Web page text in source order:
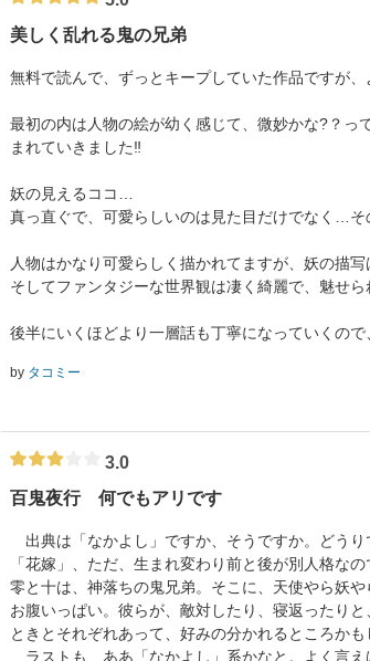
美しく乱れる鬼の兄弟
無料で読んで、ずっとキープしていた作品ですが
最初の内は人物の絵が幼く感じて、微妙かな?？っ
まれていきました‼
妖の見えるココ…
真っ直ぐで、可愛らしいのは見た目だけでなく…
人物はかなり可愛らしく描かれてますが、妖の描
そしてファンタジーな世界観は凄く綺麗で、魅せら
後半にいくほどより一層話も丁寧になっていくの
by タコミー
3.0
百鬼夜行 何でもアリです
出典は「なかよし」ですか、そうですか。どう
「花嫁」、ただ、生まれ変わり前と後が別人格な
零と十は、神落ちの鬼兄弟。そこに、天使やら妖
お腹いっぱい。彼らが、敵対したり、寝返ったり
ときとそれぞれあって、好みの分かれるところかも
ラストも、ああ「なかよし」系かなと。よく言